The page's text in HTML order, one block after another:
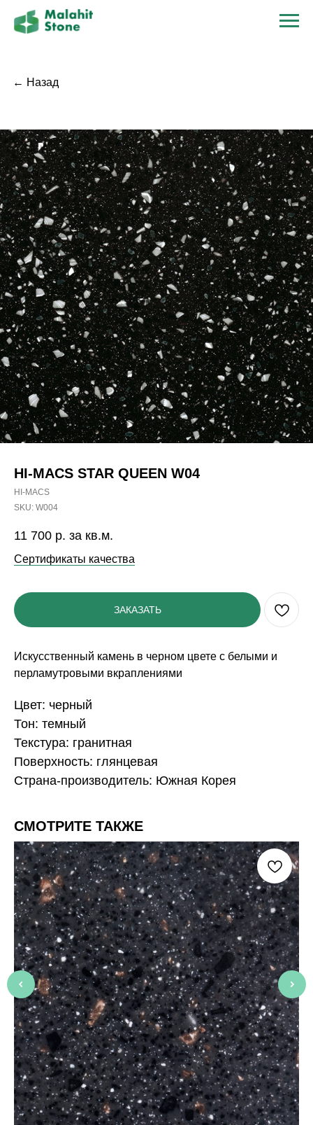
← Назад
HI-MACS STAR QUEEN W04
HI-MACS
SKU: W004
11 700 р. за кв.м.
Сертификаты качества
ЗАКАЗАТЬ
Искусственный камень в черном цвете с белыми и
перламутровыми вкраплениями
Цвет: черный
Тон: темный
Текстура: гранитная
Поверхность: глянцевая
Страна-производитель: Южная Корея
СМОТРИТЕ ТАКЖЕ